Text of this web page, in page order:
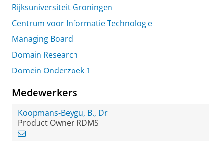
Rijksuniversiteit Groningen
Centrum voor Informatie Technologie
Managing Board
Domain Research
Domein Onderzoek 1
Medewerkers
Koopmans-Beygu, B., Dr
Product Owner RDMS